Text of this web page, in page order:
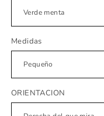
Medidas
ORIENTACION